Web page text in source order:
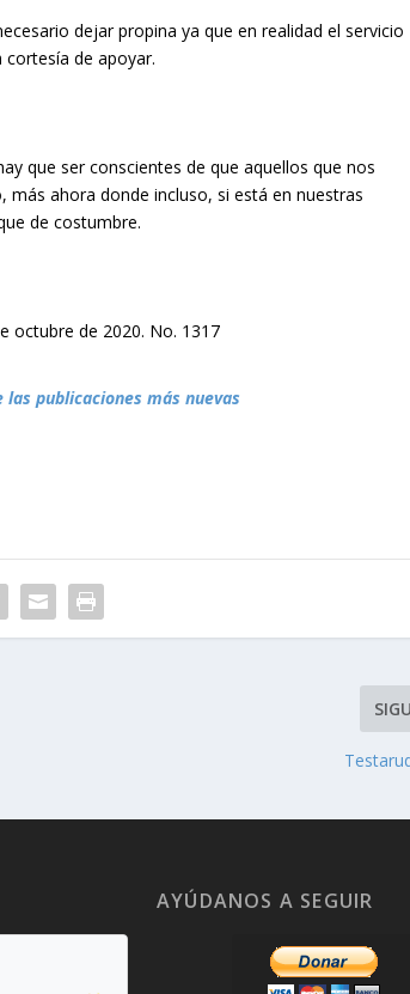
dejar propina ya que en realidad el servicio
de apoyar.
que ser conscientes de que aquellos que nos
ahora donde incluso, si está en nuestras
de costumbre.
octubre de 2020. No. 1317
publicaciones más nuevas
AYÚDANOS A SEGUIR